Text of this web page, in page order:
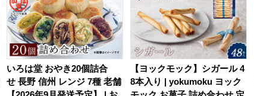
いろは堂 おやき20個詰合
せ 長野 信州 レンジ 7種 老舗
【ヨックモック】シガール 4
8本入り | yokumoku ヨック